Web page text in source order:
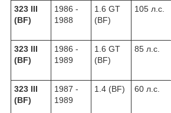
323 III
(BF)
1986 -
1988
1.6 GT
(BF)
105 л.с.
323 III
(BF)
1986 -
1989
1.6 GT
(BF)
85 л.с.
323 III
(BF)
1987 -
1989
1.4 (BF) 60 л.с.